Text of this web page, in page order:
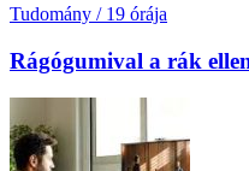
Tudomány / 19 órája
Rágógumival a rák